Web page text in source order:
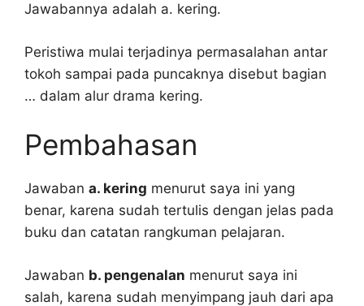
Jawabannya adalah a. kering.
Peristiwa mulai terjadinya permasalahan antar
tokoh sampai pada puncaknya disebut bagian
… dalam alur drama kering.
Pembahasan
Jawaban a. kering menurut saya ini yang
benar, karena sudah tertulis dengan jelas pada
buku dan catatan rangkuman pelajaran.
Jawaban b. pengenalan menurut saya ini
salah, karena sudah menyimpang jauh dari apa